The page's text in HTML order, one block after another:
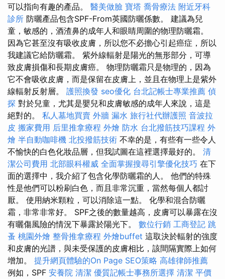
可以指向有趣的產品。 醫美做臉 寶塔 喬骨療法 附近牙科
診所 防曬產品包含SPF-From英國防曬係數。 建議為兒
童，敏感的，酒渣鼻的成年人和眼睛周圍的物理防曬霜。
因為它甚至沒有吸收皮膚，所以您不必擔心引起癌症，所以
我建議它給防曬霜。 紫外線輻射是陽光的無形部分，可導
致皮膚損傷和長期皮膚癌。 物理防曬霜只是物理的，因為
它不會吸收皮膚，而是保留在皮膚上，並且在物理上是紫外
線輻射反射層。 護照換發 seo優化 台北記帳士專業推薦 偵
探 對於兒童，尤其是嬰兒和皮膚敏感的成年人來說，這是
絕對的。 私人墓地買賣 外牆 漏水 旅行社代辦護照 音波拉
皮 搬家費用 后里推拿療程 外燴 防水 台北撥筋技巧課程 外
燴 半自動咖啡機 北投撥筋技術 不幸的是，有些有一些令人
不愉快的白色化妝品層，但我試圖在這裡選擇最好的。 清
潔公司費用 北部眼科權威 全面掌握搜尋引擎優化技巧 在下
面的選擇中，我介紹了包含化學防曬霜的人。 他們的特殊
性是他們可以粉刷白色，而且非常沉重，當然每個人都討
厭。 使用納米顆粒，可以消除這一點。 化學和混合防曬
霜，非常非常好。 SPF之後的數量越高，皮膚可以暴露在沒
有曬傷風險的情況下暴露於陽光下。 數位行銷 工商登記 跳
蚤 桃園外燴 整骨推拿療程 外燴buffet 這取決於輻射的強度
和皮膚的光譜，與未受保護的皮膚相比，該間隔實際上如何
增加。 提升網頁體驗的On Page SEO策略 高雄律師推薦
例如，SPF 安養院 清潔 優質記帳士事務所選擇 清潔 平價